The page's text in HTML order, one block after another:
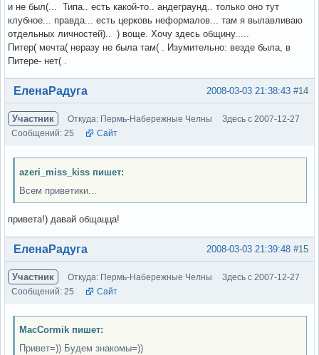
и не был(... Типа.. есть какой-то.. андеграунд.. только оно тут
клубное... правда... есть церковь неформалов... там я вылавливаю
отдельных личностей).. ) воще. Хочу здесь общину.....
Питер( мечта( неразу не была там( . Изумительно: везде была, в
Питере- нет( .
Вне форума #14
2008-03-03 21:38:43
ЕленаРадуга
Участник Откуда: Пермь-Набережные Челны
Здесь с 2007-12-27
Сообщений: 25
Сайт
azeri_miss_kiss пишет:
Всем приветики...
привета!) давай общацца!
Вне форума #15
2008-03-03 21:39:48
ЕленаРадуга
Участник Откуда: Пермь-Набережные Челны
Здесь с 2007-12-27
Сообщений: 25
Сайт
MacCormik пишет:
Привет=)) Будем знакомы=))